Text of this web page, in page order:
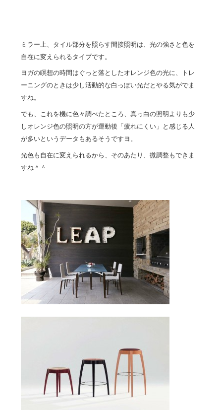
ミラー上、タイル部分を照らす間接照明は、光の強さと色を
自在に変えられるタイプです。
ヨガの瞑想の時間はぐっと落としたオレンジ色の光に、トレ
ーニングのときは少し活動的な白っぽい光だとやる気がでま
すね。
でも、これを機に色々調べたところ、真っ白の照明よりも少
しオレンジ色の照明の方が運動後「疲れにくい」と感じる人
が多いというデータもあるそうですヨ。
光色も自在に変えられるから、そのあたり、微調整もできま
すね＾＾